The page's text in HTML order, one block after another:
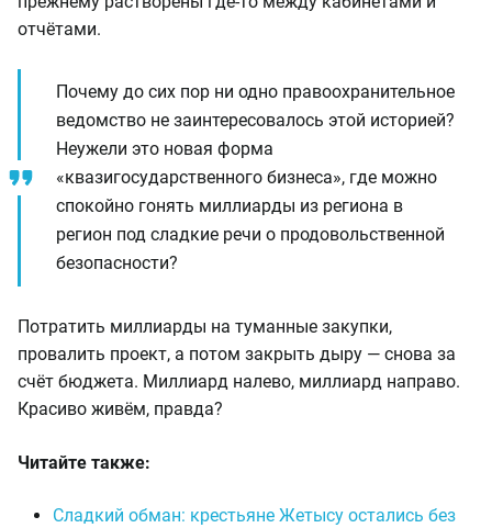
отчётами.
Почему до сих пор ни одно правоохранительное
ведомство не заинтересовалось этой историей?
Неужели это новая форма
«квазигосударственного бизнеса», где можно
спокойно гонять миллиарды из региона в
регион под сладкие речи о продовольственной
безопасности?
Потратить миллиарды на туманные закупки,
провалить проект, а потом закрыть дыру — снова за
счёт бюджета. Миллиард налево, миллиард направо.
Красиво живём, правда?
Читайте также:
Сладкий обман: крестьяне Жетысу остались без